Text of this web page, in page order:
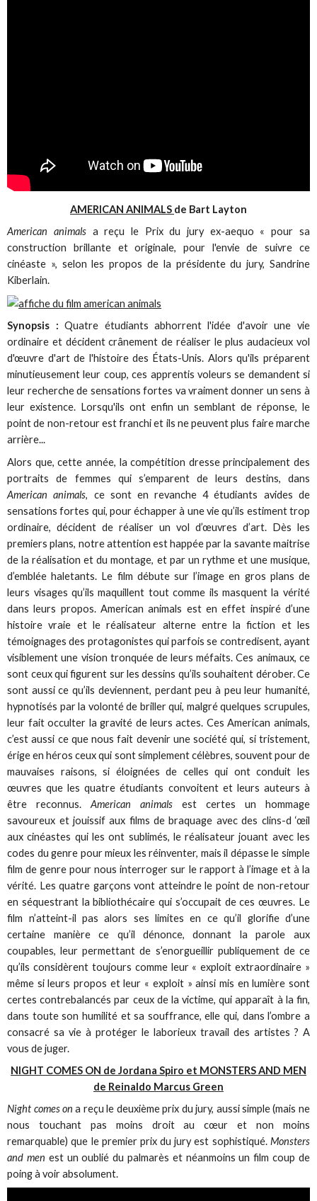
AMERICAN ANIMALS de Bart Layton
American animalsa reçu le Prix du jury ex-aequo « pour sa
construction brillante et originale, pour l'envie de suivre ce
cinéaste », selon les propos de la présidente du jury, Sandrine
Kiberlain.
Synopsis : Quatre étudiants abhorrent l'idée d'avoir une vie
ordinaire et décident crânement de réaliser le plus audacieux vol
d'œuvre d'art de l'histoire des États-Unis. Alors qu'ils préparent
minutieusement leur coup, ces apprentis voleurs se demandent si
leur recherche de sensations fortes va vraiment donner un sens à
leur existence. Lorsqu'ils ont enfin un semblant de réponse, le
point de non-retour est franchi et ils ne peuvent plus faire marche
arrière...
Alors que, cette année, la compétition dresse principalement des
portraits de femmes qui s’emparent de leurs destins, dans
American animals, ce sont en revanche 4 étudiants avides de
sensations fortes qui, pour échapper à une vie qu’ils estiment trop
ordinaire, décident de réaliser un vol d’œuvres d’art. Dès les
premiers plans, notre attention est happée par la savante maitrise
de la réalisation et du montage, et par un rythme et une musique,
d’emblée haletants. Le film débute sur l’image en gros plans de
leurs visages qu’ils maquillent tout comme ils masquent la vérité
dans leurs propos. American animals est en effet inspiré d’une
histoire vraie et le réalisateur alterne entre la fiction et les
témoignages des protagonistes qui parfois se contredisent, ayant
visiblement une vision tronquée de leurs méfaits. Ces animaux, ce
sont ceux qui figurent sur les dessins qu’ils souhaitent dérober. Ce
sont aussi ce qu’ils deviennent, perdant peu à peu leur humanité,
hypnotisés par la volonté de briller qui, malgré quelques scrupules,
leur fait occulter la gravité de leurs actes. Ces American animals,
c’est aussi ce que nous fait devenir une société qui, si tristement,
érige en héros ceux qui sont simplement célèbres, souvent pour de
mauvaises raisons, si éloignées de celles qui ont conduit les
œuvres que les quatre étudiants convoitent et leurs auteurs à
être reconnus.American animals est certes un hommage
savoureux et jouissif aux films de braquage avec des clins-d ‘œil
aux cinéastes qui les ont sublimés, le réalisateur jouant avec les
codes du genre pour mieux les réinventer, mais il dépasse le simple
film de genre pour nous interroger sur le rapport à l’image et à la
vérité. Les quatre garçons vont atteindre le point de non-retour
en séquestrant la bibliothécaire qui s’occupait de ces œuvres. Le
film n’atteint-il pas alors ses limites en ce qu’il glorifie d’une
certaine manière ce qu’il dénonce, donnant la parole aux
coupables, leur permettant de s’enorgueillir publiquement de ce
qu’ils considèrent toujours comme leur « exploit extraordinaire »
même si leurs propos et leur « exploit » ainsi mis en lumière sont
certes contrebalancés par ceux de la victime, qui apparaît à la fin,
dans toute son humilité et sa souffrance, elle qui, dans l’ombre a
consacré sa vie à protéger le laborieux travail des artistes ? A
vous de juger.
NIGHT COMES ON de Jordana Spiro et MONSTERS AND MEN
de Reinaldo Marcus Green
Night comes on a reçu le deuxième prix du jury, aussi simple (mais ne
nous touchant pas moins droit au cœur et non moins
remarquable) que le premier prix du jury est sophistiqué. Monsters
and men est un oublié du palmarès et néanmoins un film coup de
poing à voir absolument.